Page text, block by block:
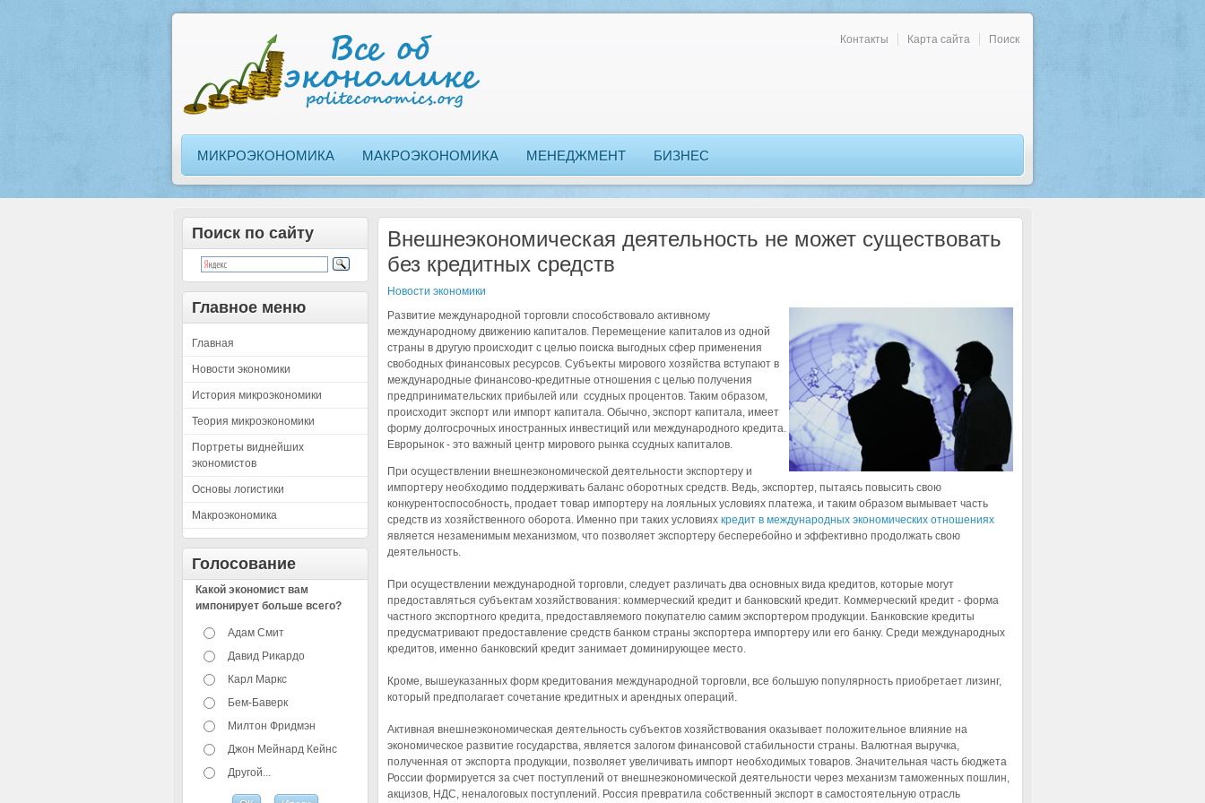
Контакты Карта сайта Поиск
МИКРОЭКОНОМИКА МАКРОЭКОНОМИКА МЕНЕДЖМЕНТ БИЗНЕС
Поиск по сайту
Главное меню
Главная
Новости экономики
История микроэкономики
Теория микроэкономики
Портреты виднейших
экономистов
Основы логистики
Макроэкономика
Голосование
Какой экономист вам
импонирует больше всего?
Адам Смит
Давид Рикардо
Карл Маркс
Бем-Баверк
Милтон Фридмэн
Джон Мейнард Кейнс
Другой...
Внешнеэкономическая деятельность не может существовать
без кредитных средств
Новости экономики
Развитие международной торговли способствовало активному
международному движению капиталов. Перемещение капиталов из одной
страны в другую происходит с целью поиска выгодных сфер применения
свободных финансовых ресурсов. Субъекты мирового хозяйства вступают в
международные финансово-кредитные отношения с целью получения
предпринимательских прибылей или ссудных процентов. Таким образом,
происходит экспорт или импорт капитала. Обычно, экспорт капитала, имеет
форму долгосрочных иностранных инвестиций или международного кредита.
Еврорынок - это важный центр мирового рынка ссудных капиталов.
При осуществлении внешнеэкономической деятельности экспортеру и
импортеру необходимо поддерживать баланс оборотных средств. Ведь, экспортер, пытаясь повысить свою
конкурентоспособность, продает товар импортеру на лояльных условиях платежа, и таким образом вымывает часть
средств из хозяйственного оборота. Именно при таких условияхкредит в международных экономических отношениях
является незаменимым механизмом, что позволяет экспортеру бесперебойно и эффективно продолжать свою
деятельность.
При осуществлении международной торговли, следует различать два основных вида кредитов, которые могут
предоставляться субъектам хозяйствования: коммерческий кредит и банковский кредит. Коммерческий кредит - форма
частного экспортного кредита, предоставляемого покупателю самим экспортером продукции. Банковские кредиты
предусматривают предоставление средств банком страны экспортера импортеру или его банку. Среди международных
кредитов, именно банковский кредит занимает доминирующее место.
Кроме, вышеуказанных форм кредитования международной торговли, все большую популярность приобретает лизинг,
который предполагает сочетание кредитных и арендных операций.
Активная внешнеэкономическая деятельность субъектов хозяйствования оказывает положительное влияние на
экономическое развитие государства, является залогом финансовой стабильности страны. Валютная выручка,
полученная от экспорта продукции, позволяет увеличивать импорт необходимых товаров. Значительная часть бюджета
России формируется за счет поступлений от внешнеэкономической деятельности через механизм таможенных пошлин,
акцизов, НДС, неналоговых поступлений. Россия превратила собственный экспорт в самостоятельную отрасль